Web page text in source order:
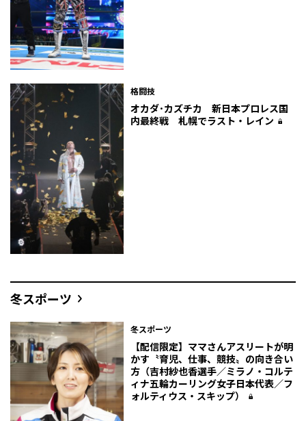
格闘技
オカダ･カズチカ 新日本プロレス国
内最終戦 札幌でラスト・レイン
冬スポーツ
冬スポーツ
【配信限定】ママさんアスリートが明
かす〝育児、仕事、競技〟の向き合い
方（吉村紗也香選手／ミラノ・コルテ
ィナ五輪カーリング女子日本代表／フ
ォルティウス・スキップ）